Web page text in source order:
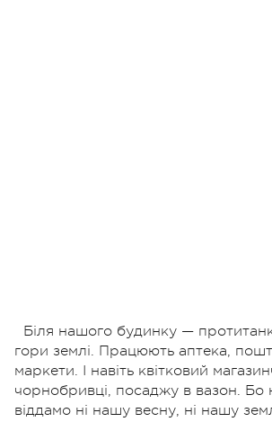
Біля нашого будинку —
гори землі. Працюють аптека,
маркети. І навіть квітковий
чорнобривці, посаджу в вазон. Бо
віддамо ні нашу весну, ні нашу